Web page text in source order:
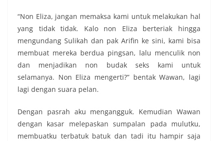
“Non Eliza, jangan memaksa kami untuk melakukan hal
yang tidak tidak. Kalo non Eliza berteriak hingga
mengundang Sulikah dan pak Arifin ke sini, kami bisa
membuat mereka berdua pingsan, lalu menculik non
dan menjadikan non budak seks kami untuk
selamanya. Non Eliza mengerti?” bentak Wawan, lagi
lagi dengan suara pelan.
Dengan pasrah aku mengangguk. Kemudian Wawan
dengan kasar melepaskan sumpalan pada mulutku,
membuatku terbatuk batuk dan tadi itu hampir saja